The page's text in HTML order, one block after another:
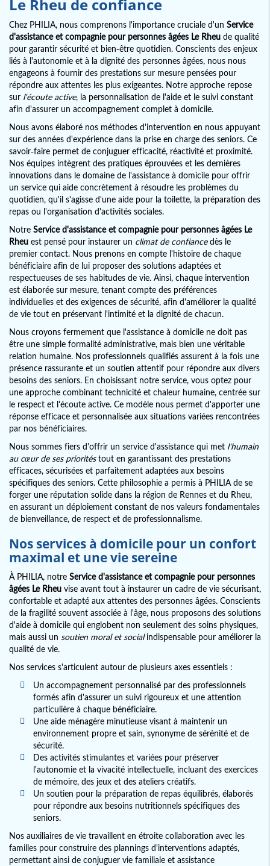
Le Rheu de confiance
Chez PHILIA, nous comprenons l'importance cruciale d'un Service
d'assistance et compagnie pour personnes âgées Le Rheu de qualité
pour garantir sécurité et bien-être quotidien. Conscients des enjeux
liés à l'autonomie et à la dignité des personnes âgées, nous nous
engageons à fournir des prestations sur mesure pensées pour
répondre aux attentes les plus exigeantes. Notre approche repose
sur l'écoute active, la personnalisation de l'aide et le suivi constant
afin d'assurer un accompagnement complet à domicile.
Nous avons élaboré nos méthodes d'intervention en nous appuyant
sur des années d'expérience dans la prise en charge des seniors. Ce
savoir-faire permet de conjuguer efficacité, réactivité et proximité.
Nos équipes intègrent des pratiques éprouvées et les dernières
innovations dans le domaine de l'assistance à domicile pour offrir
un service qui aide concrètement à résoudre les problèmes du
quotidien, qu'il s'agisse d'une aide pour la toilette, la préparation des
repas ou l'organisation d'activités sociales.
Notre Service d'assistance et compagnie pour personnes âgées Le
Rheu est pensé pour instaurer un climat de confiancedès le
premier contact. Nous prenons en compte l'histoire de chaque
bénéficiaire afin de lui proposer des solutions adaptées et
respectueuses de ses habitudes de vie. Ainsi, chaque intervention
est élaborée sur mesure, tenant compte des préférences
individuelles et des exigences de sécurité, afin d'améliorer la qualité
de vie tout en préservant l'intimité et la dignité de chacun.
Nous croyons fermement que l'assistance à domicile ne doit pas
être une simple formalité administrative, mais bien une véritable
relation humaine. Nos professionnels qualifiés assurent à la fois une
présence rassurante et un soutien attentif pour répondre aux divers
besoins des seniors. En choisissant notre service, vous optez pour
une approche combinant technicité et chaleur humaine, centrée sur
le respect et l'écoute active. Ce modèle nous permet d'apporter une
réponse efficace et personnalisée aux situations variées rencontrées
par nos bénéficiaires.
Nous sommes fiers d'offrir un service d'assistance qui met l'humain
au cœur de ses prioritéstout en garantissant des prestations
efficaces, sécurisées et parfaitement adaptées aux besoins
spécifiques des seniors. Cette philosophie a permis à PHILIA de se
forger une réputation solide dans la région de Rennes et du Rheu,
en assurant un déploiement constant de nos valeurs fondamentales
de bienveillance, de respect et de professionnalisme.
Nos services à domicile pour un confort
maximal et une vie sereine
À PHILIA, notre Service d'assistance et compagnie pour personnes
âgées Le Rheu vise avant tout à instaurer un cadre de vie sécurisant,
confortable et adapté aux attentes des personnes âgées. Conscients
de la fragilité souvent associée à l'âge, nous proposons des solutions
d'aide à domicile qui englobent non seulement des soins physiques,
mais aussi un soutien moral et socialindispensable pour améliorer la
qualité de vie.
Nos services s'articulent autour de plusieurs axes essentiels :
Un accompagnement personnalisé par des professionnels
formés afin d'assurer un suivi rigoureux et une attention
particulière à chaque bénéficiaire.
Une aide ménagère minutieuse visant à maintenir un
environnement propre et sain, synonyme de sérénité et de
sécurité.
Des activités stimulantes et variées pour préserver
l'autonomie et la vivacité intellectuelle, incluant des exercices
de mémoire, des jeux et des ateliers créatifs.
Un soutien pour la préparation de repas équilibrés, élaborés
pour répondre aux besoins nutritionnels spécifiques des
seniors.
Nos auxiliaires de vie travaillent en étroite collaboration avec les
familles pour construire des plannings d'interventions adaptés,
permettant ainsi de conjuguer vie familiale et assistance